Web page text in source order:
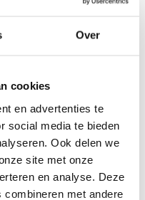
Over
cookies
en advertenties te
social media te bieden
Ook delen we
site met onze
en analyse. Deze
combineren met andere